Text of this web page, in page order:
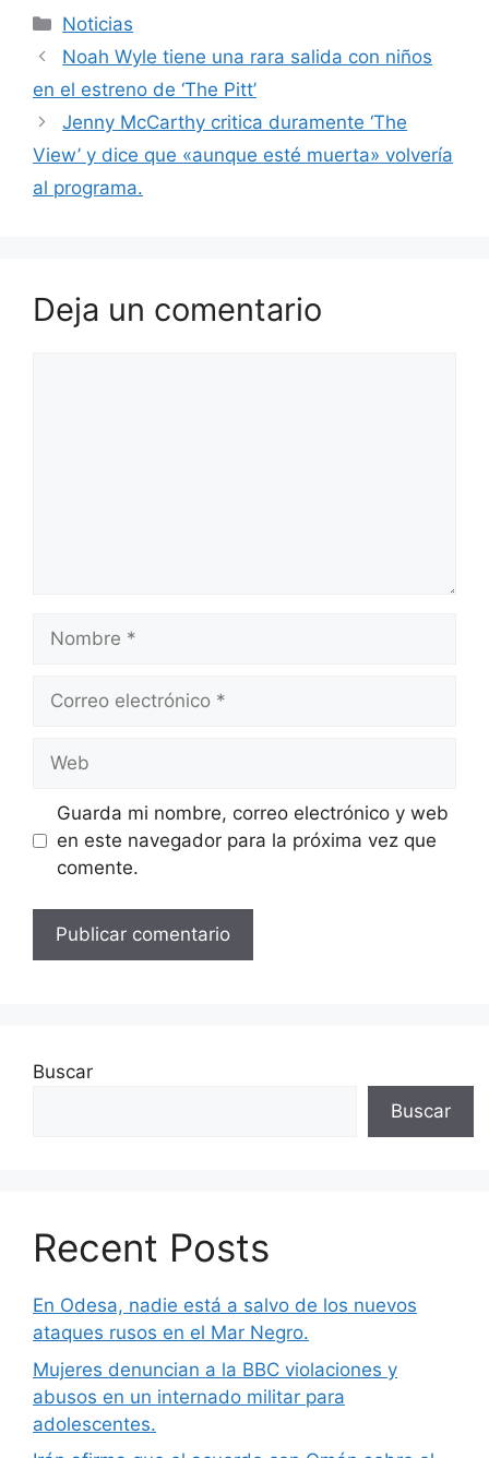
Categorías
Noticias
Noah Wyle tiene una rara salida con niños
en el estreno de ‘The Pitt’
Jenny McCarthy critica duramente ‘The
View’ y dice que «aunque esté muerta» volvería
al programa.
Deja un comentario
electrónico
Guarda mi nombre, correo electrónico y web
en este navegador para la próxima vez que
comente.
Buscar
Buscar
Recent Posts
En Odesa, nadie está a salvo de los nuevos
ataques rusos en el Mar Negro.
Mujeres denuncian a la BBC violaciones y
abusos en un internado militar para
adolescentes.